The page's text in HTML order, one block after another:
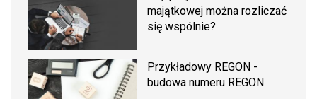
majątkowej można rozliczać
się wspólnie?
Przykładowy REGON -
budowa numeru REGON